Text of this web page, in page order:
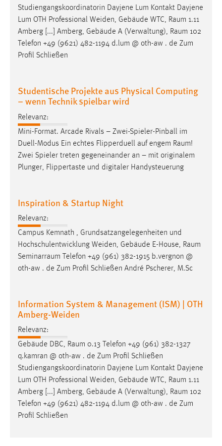
Studiengangskoordinatorin Dayjene Lum Kontakt Dayjene
Lum OTH Professional Weiden, Gebäude WTC, Raum 1.11
Amberg [...] Amberg, Gebäude A (Verwaltung), Raum 102
Telefon +49 (9621) 482-1194 d.lum @ oth-aw . de Zum
Profil Schließen
Studentische Projekte aus Physical Computing
– wenn Technik spielbar wird
Relevanz:
Mini-Format. Arcade Rivals – Zwei-Spieler-Pinball im
Duell-Modus Ein echtes Flipperduell auf engem Raum!
Zwei Spieler treten gegeneinander an – mit originalem
Plunger, Flippertaste und digitaler Handysteuerung
Inspiration & Startup Night
Relevanz:
Campus Kemnath , Grundsatzangelegenheiten und
Hochschulentwicklung Weiden, Gebäude E-House, Raum
Seminarraum Telefon +49 (961) 382-1915 b.vergnon @
oth-aw . de Zum Profil Schließen André Pscherer, M.Sc
Information System & Management (ISM) | OTH
Amberg-Weiden
Relevanz:
Gebäude DBC, Raum 0.13 Telefon +49 (961) 382-1327
q.kamran @ oth-aw . de Zum Profil Schließen
Studiengangskoordinatorin Dayjene Lum Kontakt Dayjene
Lum OTH Professional Weiden, Gebäude WTC, Raum 1.11
Amberg [...] Amberg, Gebäude A (Verwaltung), Raum 102
Telefon +49 (9621) 482-1194 d.lum @ oth-aw . de Zum
Profil Schließen